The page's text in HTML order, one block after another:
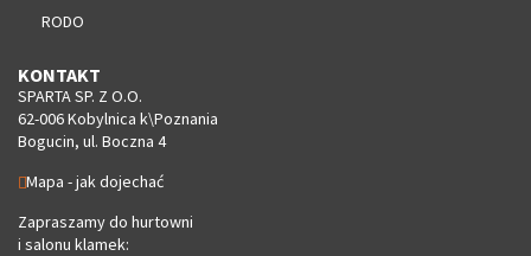
RODO
KONTAKT
SPARTA SP. Z O.O.
62-006 Kobylnica k\Poznania
Bogucin, ul. Boczna 4
Mapa - jak dojechać
Zapraszamy do hurtowni
i salonu klamek: